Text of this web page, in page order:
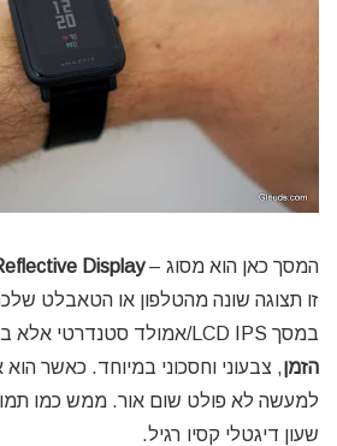
המסך כאן הוא מסוג –Display
זו תצוגה שונה מהטלפון או הטאבלט
במסך LCD IPS/אמולד סטנדרטי אלא ב
הזמן, צבעוני וחסכוני במיוחד. כאשר
למעשה לא פולט שום אור. ממש כמו
שעון דיגטלי קסיו רגיל.